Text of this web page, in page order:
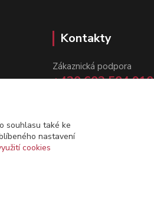
Kontakty
Zákaznická podpora
+420 602 584 910
souhlasu také ke
nastavení
cookies